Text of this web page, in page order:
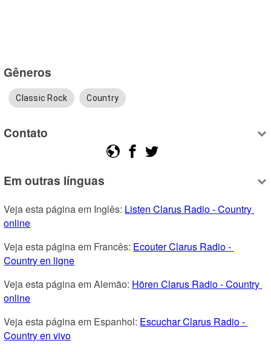
Gêneros
Classic Rock Country
Contato
Em outras línguas
Veja esta página em Inglês: Listen Clarus Radio - Country
online
Veja esta página em Francês: Ecouter Clarus Radio -
Country en ligne
Veja esta página em Alemão: Hören Clarus Radio - Country
online
Veja esta página em Espanhol: Escuchar Clarus Radio -
Country en vivo